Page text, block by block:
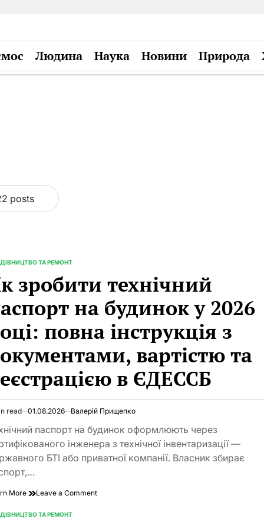
Людина Наука Новини Природа
posts
ТА РЕМОНТ
зробити технічний
на будинок у 2026
повна інструкція з
вартістю та
в ЄДЕССБ
read 01.08.2026 Валерій Прищепко
паспорт на будинок оформлюють через
інженера з технічної інвентаризації —
БТІ або приватної компанії. Власник збирає
More Leave a Commenton
ТА РЕМОНТ